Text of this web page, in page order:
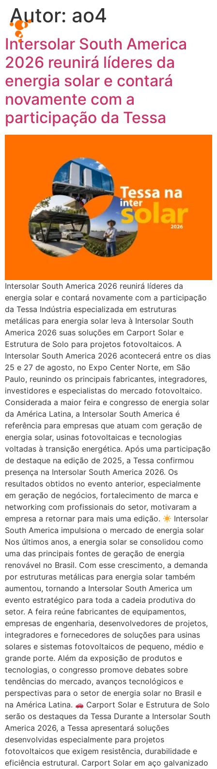
Autor: ao4
Intersolar South America
2026 reunirá líderes da
energia solar e contará
novamente com a
participação da Tessa
Intersolar South America 2026 reunirá líderes da
energia solar e contará novamente com a participação
da Tessa Indústria especializada em estruturas
metálicas para energia solar leva à Intersolar South
America 2026 suas soluções em Carport Solar e
Estrutura de Solo para projetos fotovoltaicos. A
Intersolar South America 2026 acontecerá entre os dias
25 e 27 de agosto, no Expo Center Norte, em São
Paulo, reunindo os principais fabricantes, integradores,
investidores e especialistas do mercado fotovoltaico.
Considerada a maior feira e congresso de energia solar
da América Latina, a Intersolar South America é
referência para empresas que atuam com geração de
energia solar, usinas fotovoltaicas e tecnologias
voltadas à transição energética. Após uma participação
de destaque na edição de 2025, a Tessa confirmou
presença na Intersolar South America 2026. Os
resultados obtidos no evento anterior, especialmente
em geração de negócios, fortalecimento de marca e
networking com profissionais do setor, motivaram a
empresa a retornar para mais uma edição.
Intersolar
South America impulsiona o mercado de energia solar
Nos últimos anos, a energia solar se consolidou como
uma das principais fontes de geração de energia
renovável no Brasil. Com esse crescimento, a demanda
por estruturas metálicas para energia solar também
aumentou, tornando a Intersolar South America um
evento estratégico para toda a cadeia produtiva do
setor. A feira reúne fabricantes de equipamentos,
empresas de engenharia, desenvolvedores de projetos,
integradores e fornecedores de soluções para usinas
solares e sistemas fotovoltaicos de pequeno, médio e
grande porte. Além da exposição de produtos e
tecnologias, o congresso promove debates sobre
tendências do mercado, avanços tecnológicos e
perspectivas para o setor de energia solar no Brasil e
na América Latina.
Carport Solar e Estrutura de Solo
serão os destaques da Tessa Durante a Intersolar South
America 2026, a Tessa apresentará soluções
desenvolvidas especialmente para projetos
fotovoltaicos que exigem resistência, durabilidade e
eficiência estrutural. Carport Solar em aço galvanizado